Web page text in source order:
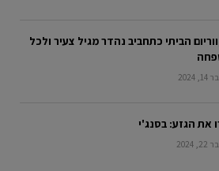
הביתי כתחביב נהדר מגיל צעיר ולכל
את הגזע: בסנג'י